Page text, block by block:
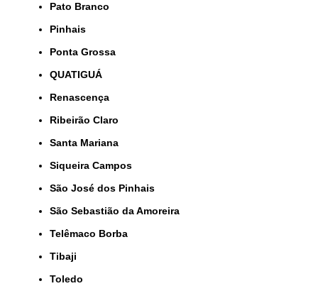
Pato Branco
Pinhais
Ponta Grossa
QUATIGUÁ
Renascença
Ribeirão Claro
Santa Mariana
Siqueira Campos
São José dos Pinhais
São Sebastião da Amoreira
Telêmaco Borba
Tibaji
Toledo